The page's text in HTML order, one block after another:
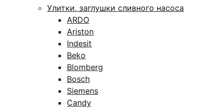
Улитки, заглушки сливного насоса
ARDO
Ariston
Indesit
Beko
Blomberg
Bosch
Siemens
Candy